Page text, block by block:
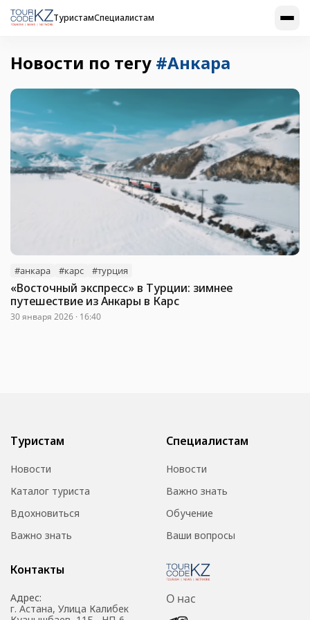
ТуристамСпециалистам
Новости по тегу #Анкара
#анкара #карс #турция
«Восточный экспресс» в Турции: зимнее
путешествие из Анкары в Карс
30 января 2026 · 16:40
Туристам
Новости
Каталог туриста
Вдохновиться
Важно знать
Специалистам
Новости
Важно знать
Обучение
Ваши вопросы
Контакты
Адрес:
г. Астана, Улица Калибек
О нас